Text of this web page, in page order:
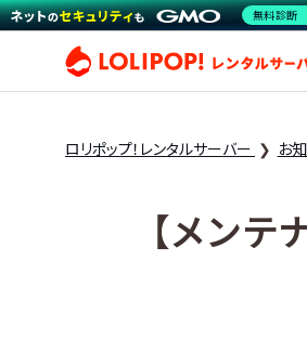
ロリポップ！レンタルサーバー お
【メン
無料診断